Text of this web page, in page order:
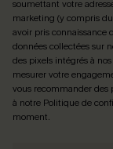
soumettant votre
marketing (y compris
avoir pris connaissance
données collectées sur
des pixels intégrés à
mesurer votre
vous recommander des
à notre Politique de
moment.